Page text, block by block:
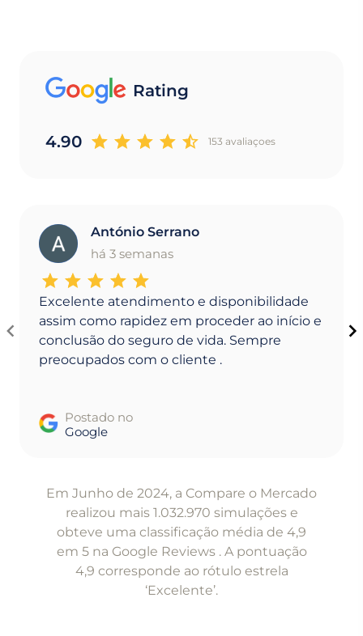
Rating
4.90 153 avaliaçoes
A
António Serrano
há 3 semanas
Excelente atendimento e disponibilidade
assim como rapidez em proceder ao início e
conclusão do seguro de vida. Sempre
preocupados com o cliente .
Postado no
Google
Em Junho de 2024, a Compare o Mercado
realizou mais 1.032.970 simulações e
obteve uma classificação média de 4,9
em 5 na Google Reviews . A pontuação
4,9 corresponde ao rótulo estrela
‘Excelente’.